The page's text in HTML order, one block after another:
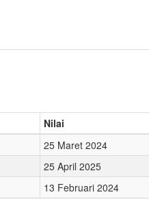
Nilai
25 Maret 2024
25 April 2025
13 Februari 2024